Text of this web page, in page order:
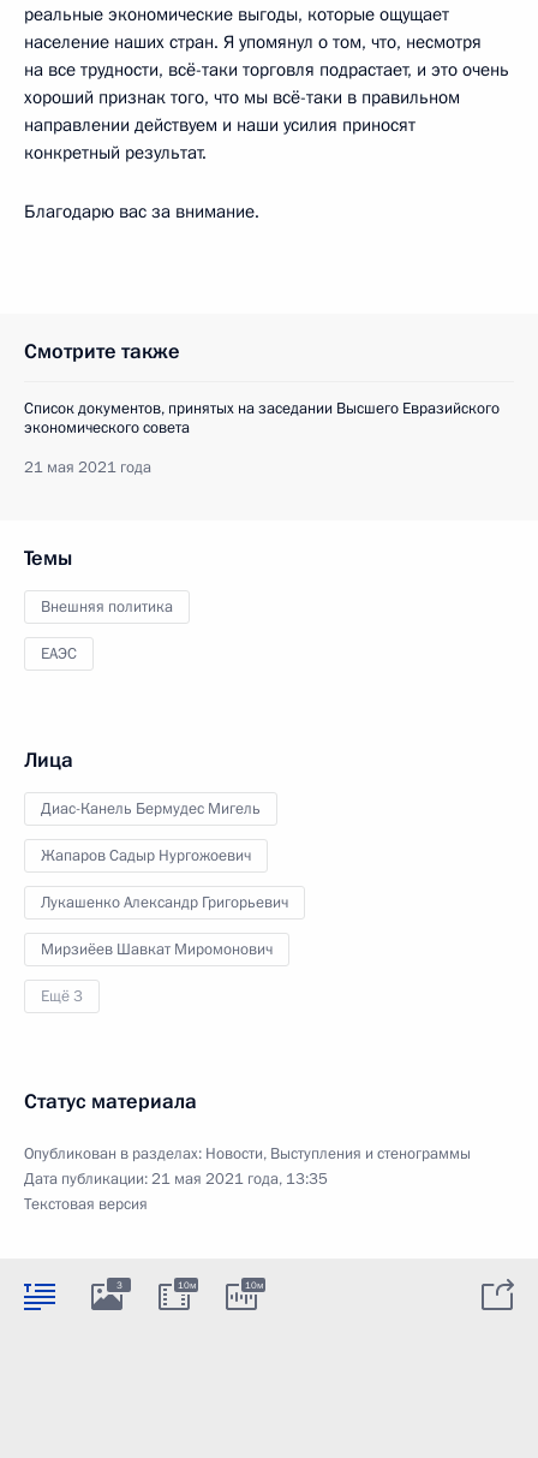
реальные экономические выгоды, которые ощущает
население наших стран. Я упомянул о том, что, несмотря
на все трудности, всё-таки торговля подрастает, и это очень
хороший признак того, что мы всё-таки в правильном
направлении действуем и наши усилия приносят
конкретный результат.
Благодарю вас за внимание.
Смотрите также
Список документов, принятых на заседании Высшего Евразийского
экономического совета
21 мая 2021 года
Темы
Внешняя политика
ЕАЭС
Лица
Диас-Канель Бермудес Мигель
Жапаров Садыр Нургожоевич
Лукашенко Александр Григорьевич
Мирзиёев Шавкат Миромонович
Ещё 3
Статус материала
Опубликован в разделах: Новости, Выступления и стенограммы
Дата публикации:21 мая 2021 года, 13:35
Текстовая версия
3 10м 10м